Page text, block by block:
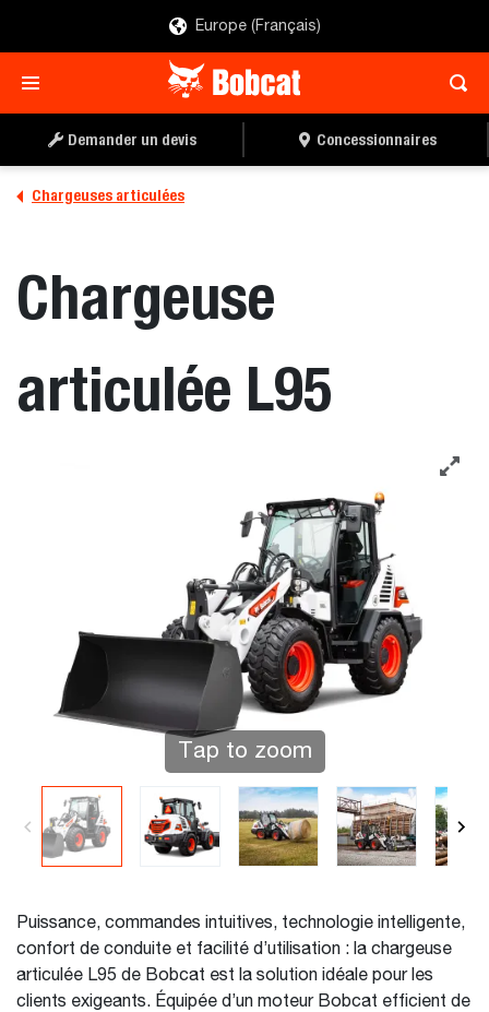
Europe (Français)
Demander un devis Concessionnaires
Chargeuses articulées
Chargeuse
articulée L95
Tap to zoom
Puissance, commandes intuitives, technologie intelligente,
confort de conduite et facilité d’utilisation : la chargeuse
articulée L95 de Bobcat est la solution idéale pour les
clients exigeants. Équipée d’un moteur Bobcat efficient de